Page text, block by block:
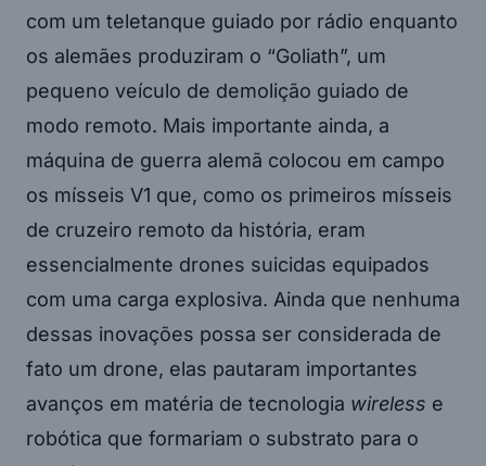
com um teletanque guiado por rádio enquanto
os alemães produziram o “Goliath”, um
pequeno veículo de demolição guiado de
modo remoto. Mais importante ainda, a
máquina de guerra alemã colocou em campo
os mísseis V1 que, como os primeiros mísseis
de cruzeiro remoto da história, eram
essencialmente drones suicidas equipados
com uma carga explosiva. Ainda que nenhuma
dessas inovações possa ser considerada de
fato um drone, elas pautaram importantes
avanços em matéria de tecnologia wireless e
robótica que formariam o substrato para o